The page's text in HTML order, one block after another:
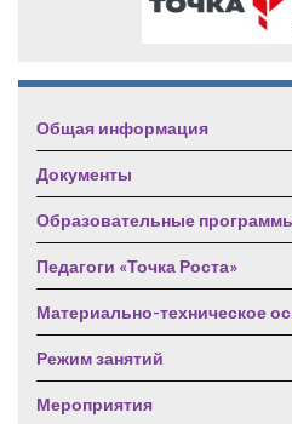
Общая информация
Документы
Образовательные
Педагоги «Точка Роста»
Материально-техническое
Режим занятий
Мероприятия